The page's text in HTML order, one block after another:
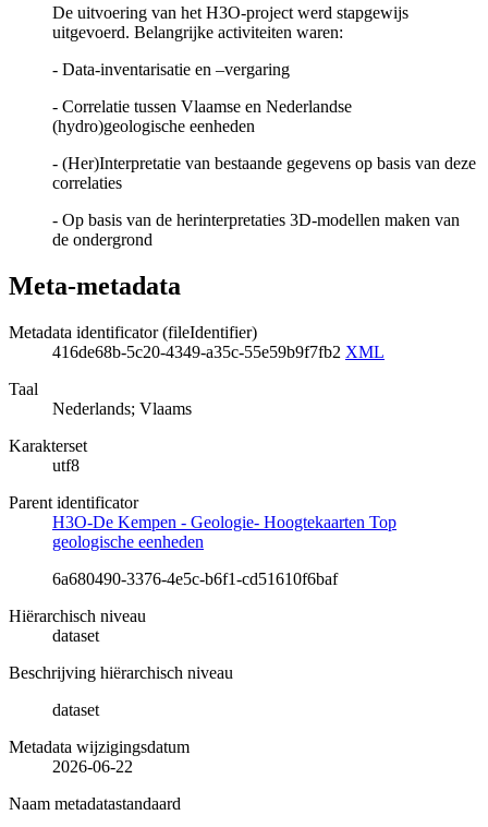
De uitvoering van het H3O-project werd stapgewijs
uitgevoerd. Belangrijke activiteiten waren:
- Data-inventarisatie en –vergaring
- Correlatie tussen Vlaamse en Nederlandse
(hydro)geologische eenheden
- (Her)Interpretatie van bestaande gegevens op basis van deze
correlaties
- Op basis van de herinterpretaties 3D-modellen maken van
de ondergrond
Meta-metadata
Metadata identificator (fileIdentifier)
416de68b-5c20-4349-a35c-55e59b9f7fb2 XML
Taal
Nederlands; Vlaams
Karakterset
utf8
Parent identificator
H3O-De Kempen - Geologie- Hoogtekaarten Top
geologische eenheden
6a680490-3376-4e5c-b6f1-cd51610f6baf
Hiërarchisch niveau
dataset
Beschrijving hiërarchisch niveau
dataset
Metadata wijzigingsdatum
2026-06-22
Naam metadatastandaard